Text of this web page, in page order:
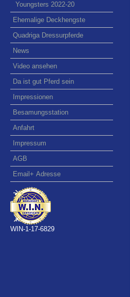
Youngsters 2022-20
Ehemalige Deckhengste
Quadriga Dressurpferde
News
Video ansehen
Da ist gut Pferd sein
Impressionen
Besamungsstation
Anfahrt
Impressum
AGB
Email+ Adresse
WIN-1-17-6829